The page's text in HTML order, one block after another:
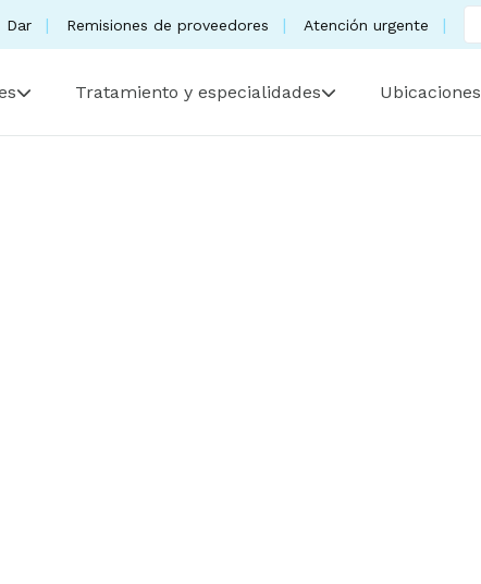
Dar Remisiones de proveedores Atención urgente
Tratamiento y especialidades Ubicaciones